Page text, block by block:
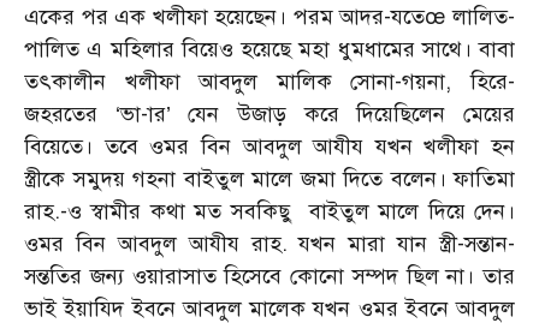
একের পর এক খলীফা হয়েছেন। পরম আদর-যতেœ লালিত-
পালিত এ মহিলার বিয়েও হয়েছে মহা ধুমধামের সাথে। বাবা
তৎকালীন খলীফা আবদুল মালিক সোনা-গয়না, হিরে-
জহরতের ‘ভা-ার’ যেন উজাড় করে দিয়েছিলেন মেয়ের
বিয়েতে। তবে ওমর বিন আবদুল আযীয যখন খলীফা হন
স্ত্রীকে সমুদয় গহনা বাইতুল মালে জমা দিতে বলেন। ফাতিমা
রাহ.-ও স্বামীর কথা মত সবকিছু বাইতুল মালে দিয়ে দেন।
ওমর বিন আবদুল আযীয রাহ. যখন মারা যান স্ত্রী-সন্তান-
সন্ততির জন্য ওয়ারাসাত হিসেবে কোনো সম্পদ ছিল না। তার
ভাই ইয়াযিদ ইবনে আবদুল মালেক যখন ওমর ইবনে আবদুল